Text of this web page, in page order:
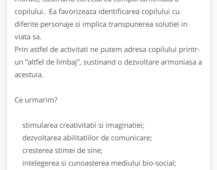
copilului. Ea favorizeaza identificarea copilului cu
diferite personaje si implica transpunerea solutiei in
viata sa.
Prin astfel de activitati ne putem adresa copilului printr-
un ”altfel de limbaj”, sustinand o dezvoltare armoniasa a
acestuia.
Ce urmarim?
stimularea creativitatii si imaginatiei;
dezvoltarea abilitatiilor de comunicare;
cresterea stimei de sine;
intelegerea si cunoasterea mediului bio-social;